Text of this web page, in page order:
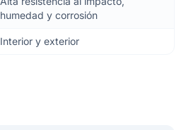
humedad y corrosión
Interior y exterior